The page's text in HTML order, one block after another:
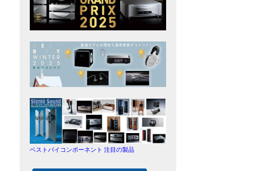
ベストバイコンポーネント 注目の製品